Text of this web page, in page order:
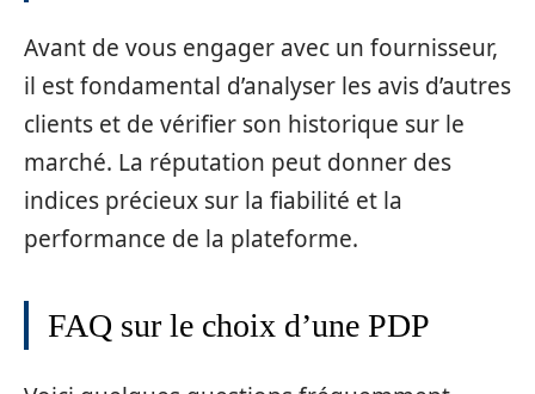
Avant de vous engager avec un fournisseur,
il est fondamental d’analyser les avis d’autres
clients et de vérifier son historique sur le
marché. La réputation peut donner des
indices précieux sur la fiabilité et la
performance de la plateforme.
FAQ sur le choix d’une PDP